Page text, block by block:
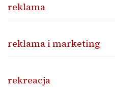
reklama
reklama i marketing
rekreacja